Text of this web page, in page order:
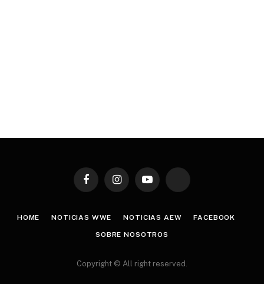
FacebookInstagramYouTube TikTok
HOME NOTICIAS WWE NOTICIAS AEW FACEBOOK
SOBRE NOSOTROS
Copyright © All right reserved.